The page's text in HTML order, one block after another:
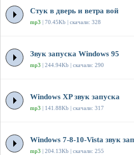
Стук в дверь и ветра вой
mp3 | 70.45Kb | скачали: 328
Звук запуска Windows 95
mp3 | 244.94Kb | скачали: 290
Windows XP звук запуска
mp3 | 141.88Kb | скачали: 317
Windows 7-8-10-Vista звук
mp3 | 204.13Kb | скачали: 255